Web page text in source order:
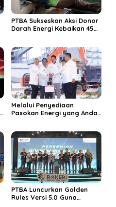
PTBA Sukseskan Aksi Donor
Darah Energi Kebaikan 45
Melalui Penyediaan
Pasokan Energi yang Andal
Bauksit
PTBA Luncurkan Golden
Rules Versi 5.0 Guna